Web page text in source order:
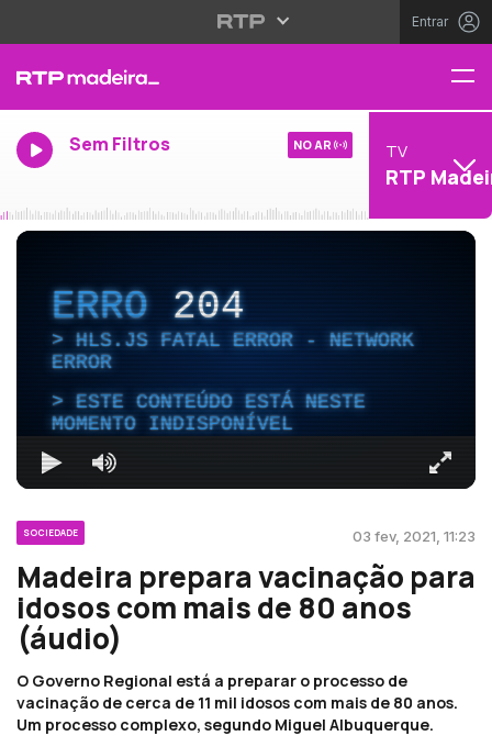
Entrar
Sem Filtros NO AR TV
RTP
ERRO204
HLS.JS FATAL ERROR - NETWORK
ERROR
ESTE CONTEÚDO ESTÁ NESTE
MOMENTO INDISPONÍVEL
SOCIEDADE 03 fev, 2021, 11:23
Madeira prepara vacinação para
idosos com mais de 80 anos
(áudio)
O Governo Regional está a preparar o processo de
vacinação de cerca de 11 mil idosos com mais de 80 anos.
Um processo complexo, segundo Miguel Albuquerque.